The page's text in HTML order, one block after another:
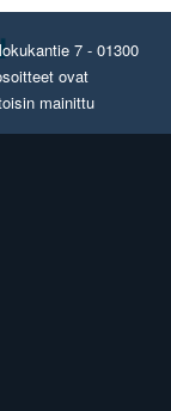
7 - 01300
ovat
mainittu